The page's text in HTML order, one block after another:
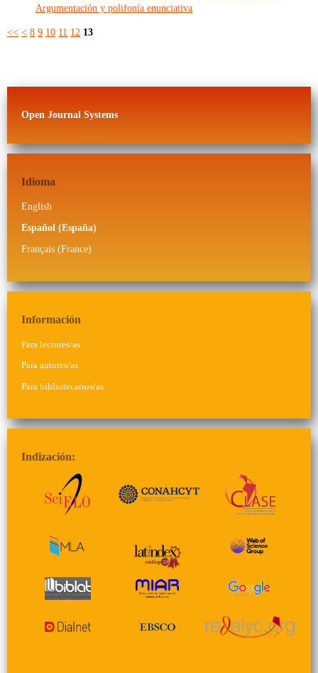
Argumentación y polifonía enunciativa
<< < 8 9 10 11 12 13
Open Journal Systems
Idioma
English
Español (España)
Français (France)
Información
Para lectores/as
Para autores/as
Para bibliotecarios/as
Indización: